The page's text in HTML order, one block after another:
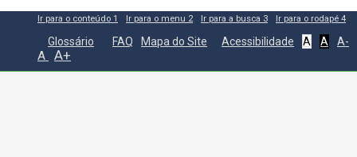
Ir para o conteúdo 1 Ir para o menu 2 Ir para a busca 3 Ir para o rodapé 4
Glossário FAQ Mapa do Site Acessibilidade A A A-
A A+